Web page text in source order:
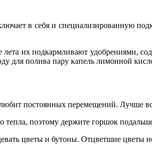
в себя и специализированную
лета их подкармливают удобрениями,
для полива пару капель лимонной
постоянных перемещений. Лучше
тепла, поэтому держите горшок
цветы и бутоны. Отцветшие цветы